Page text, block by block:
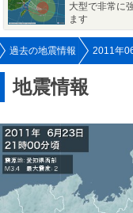
大型で非常に
ます
過去の地震情報 2011年
地震情報